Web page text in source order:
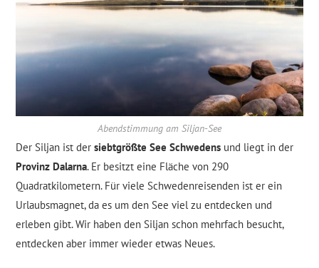
Abendstimmung am Siljan-See
Der Siljan ist dersiebtgrößte See Schwedens und liegt in der
Provinz Dalarna. Er besitzt eine Fläche von 290
Quadratkilometern. Für viele Schwedenreisenden ist er ein
Urlaubsmagnet, da es um den See viel zu entdecken und
erleben gibt. Wir haben den Siljan schon mehrfach besucht,
entdecken aber immer wieder etwas Neues.